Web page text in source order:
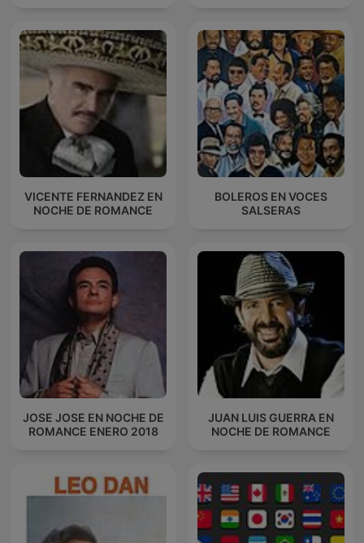
VICENTE FERNANDEZ EN
NOCHE DE ROMANCE
BOLEROS EN VOCES
SALSERAS
JOSE JOSE EN NOCHE DE
ROMANCE ENERO 2018
JUAN LUIS GUERRA EN
NOCHE DE ROMANCE